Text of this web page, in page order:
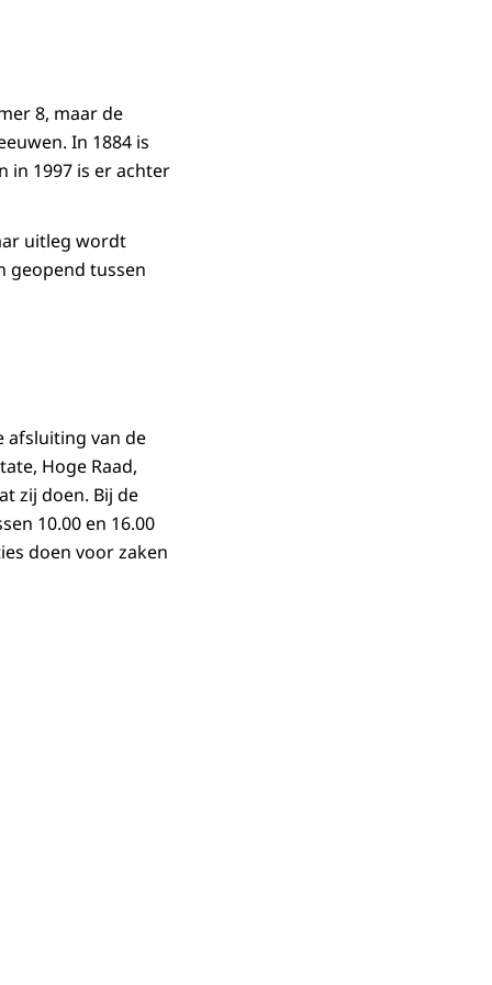
8, maar de
In 1884 is
in 1997 is er achter
uitleg wordt
geopend tussen
afsluiting van de
Hoge Raad,
zij doen. Bij de
10.00 en 16.00
doen voor zaken